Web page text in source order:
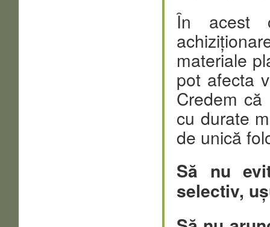
În acest
materiale
pot afecta
Credem
cu durate
de unică
Să nu
selectiv,